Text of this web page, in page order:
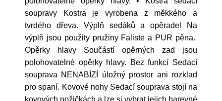
soupravy Kostra je vyrobena z měkkého a
tvrdého dřeva. Výplň sedáků a opěradel Na
výplň jsou použity pružiny Faliste a PUR pěna.
Opěrky hlavy Součástí opěrných zad jsou
polohovatelné opěrky hlavy. Bez funkcí Sedací
souprava NENABÍZÍ úložný prostor ani rozklad
pro spaní. Kovové nohy Sedací souprava stojí na
kovových nožičkách a lze si vybrat jejich barevné